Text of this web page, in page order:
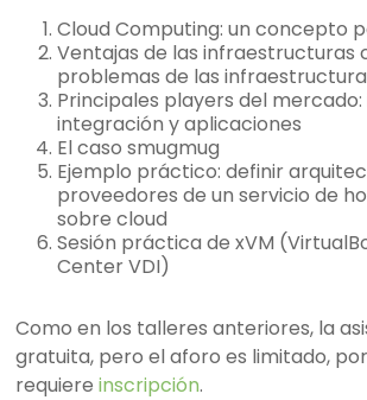
fase
inicial
Cloud Computing: un concepto
Ventajas de las infraestructuras
problemas de las
Principales players del
integración y aplicaciones
El caso smugmug
Ejemplo práctico: definir
proveedores de un servicio de
sobre cloud
Sesión práctica de xVM
Center VDI)
Como en los talleres anteriores, la
gratuita, pero el aforo es limitado,
requiereinscripción.